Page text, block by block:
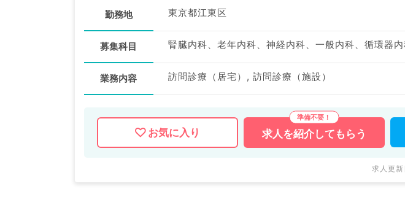
勤務地 東京都江東区
募集科目
業務内容 訪問診療（居宅）, 訪問診療（施設）
お気に入り 求人を紹介してもらう
求人更